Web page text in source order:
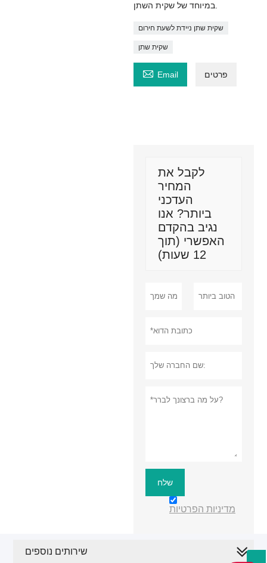
במיוחד של שקית השתן.
שקית שתן ניידת לשעת חירום
שקית שתן
 Email פרטים
לקבל את
המחיר
העדכני
ביותר? אנו
נגיב בהקדם
האפשרי (תוך
12 שעות)
שלח
מדיניות הפרטיות
שירותים נוספים